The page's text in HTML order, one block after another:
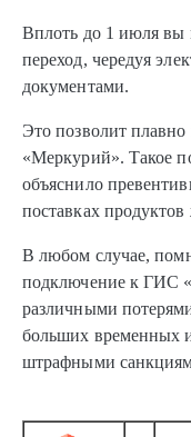
Вплоть до 1 июля вы
переход, чередуя
документами.
Это позволит плавно
«Меркурий». Такое
объяснило
поставках
В любом случае,
подключение к ГИС
различными
больших временных и
штрафными